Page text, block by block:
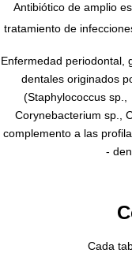
Antibiótico de amplio
tratamiento de
Enfermedad periodontal,
dentales originados
(Staphylococcus sp.,
Corynebacterium sp.,
complemento a las
-
Cada